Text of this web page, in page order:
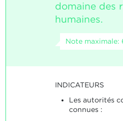
domaine des
humaines.
Note maximale:
INDICATEURS
Les autorités
connues :